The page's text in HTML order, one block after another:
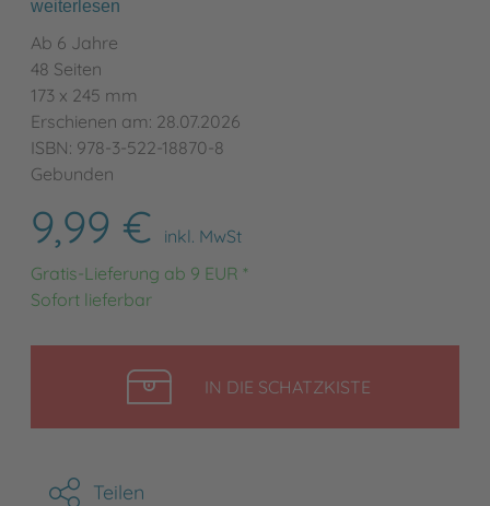
weiterlesen
Ab 6 Jahre
48 Seiten
173 x 245 mm
Erschienen am: 28.07.2026
ISBN: 978-3-522-18870-8
Gebunden
9,99 €
inkl. MwSt
Gratis-Lieferung ab 9 EUR *
Sofort lieferbar
IN DIE SCHATZKISTELEGEN
Teilen